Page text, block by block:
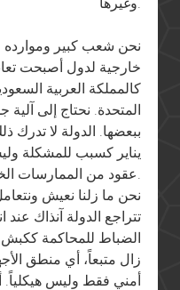
نحن شعب كبير
خارجية لدول أصبحت
كالمملكة العربية
المتحدة. نحتاج إلى
ببعضها. الدولة لا تدرك
يناير كسبب للمشكلة
تتراجع الدولة آنذاك
الضباط للمحاكمة
زال متبعاً، أي منطق
أمني فقط وليس هيكلياً.